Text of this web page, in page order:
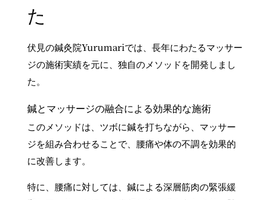
た
伏見の鍼灸院Yurumariでは、長年にわたるマッサー
ジの施術実績を元に、独自のメソッドを開発しまし
た。
鍼とマッサージの融合による効果的な施術
このメソッドは、ツボに鍼を打ちながら、マッサー
ジを組み合わせることで、腰痛や体の不調を効果的
に改善します。
特に、腰痛に対しては、鍼による深層筋肉の緊張緩